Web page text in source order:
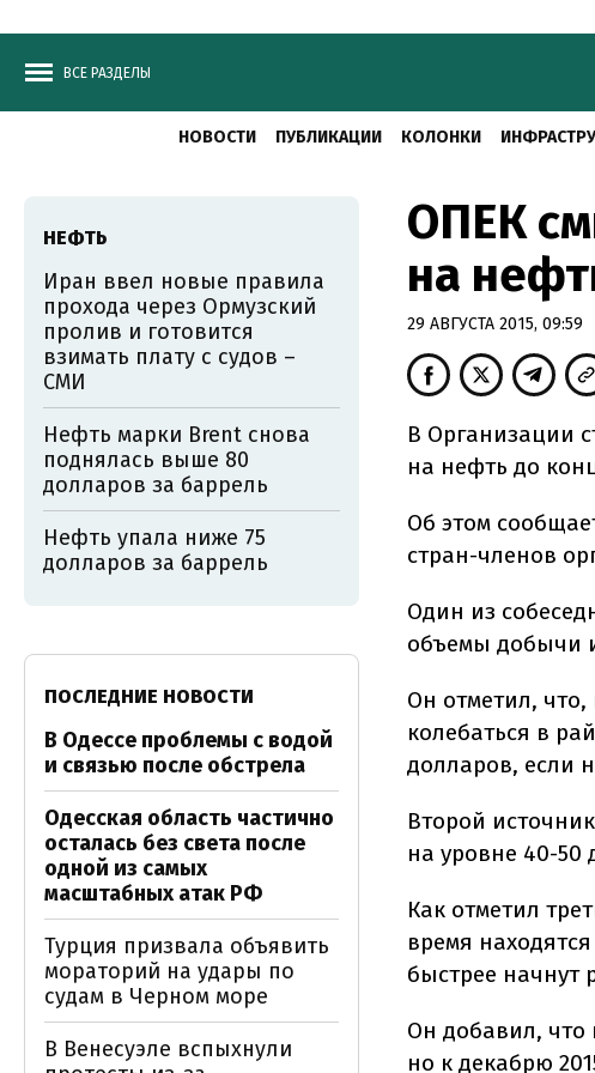
ВСЕ РАЗДЕЛЫ
НОВОСТИ ПУБЛИКАЦИИ КОЛОНКИ
ОПЕК
на
29 АВГУСТА 2015, 09:59
В Организации
на нефть до
Об этом
стран-членов
Один из
объемы добычи
Он отметил,
колебаться в
долларов, если
Второй
на уровне 40-50
Как отметил
время
быстрее начнут
Он добавил, что
но к декабрю
НЕФТЬ
Иран ввел новые правила
прохода через Ормузский
пролив и готовится
взимать плату с судов –
СМИ
Нефть марки Brent снова
поднялась выше 80
долларов за баррель
Нефть упала ниже 75
долларов за баррель
ПОСЛЕДНИЕ НОВОСТИ
В Одессе проблемы с водой
и связью после обстрела
Одесская область частично
осталась без света после
одной из самых
масштабных атак РФ
Турция призвала объявить
мораторий на удары по
судам в Черном море
В Венесуэле вспыхнули